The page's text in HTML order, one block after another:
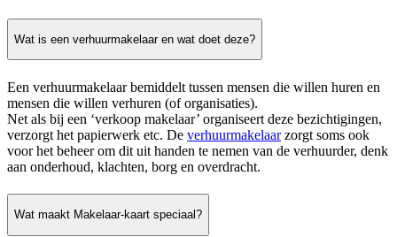
Wat is een verhuurmakelaar en wat doet deze?
Een verhuurmakelaar bemiddelt tussen mensen die willen huren en
mensen die willen verhuren (of organisaties).
Net als bij een ‘verkoop makelaar’ organiseert deze bezichtigingen,
verzorgt het papierwerk etc. De verhuurmakelaarzorgt soms ook
voor het beheer om dit uit handen te nemen van de verhuurder, denk
aan onderhoud, klachten, borg en overdracht.
Wat maakt Makelaar-kaart speciaal?